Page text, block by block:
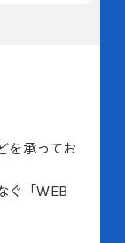
を承ってお
ぐ
「WEB